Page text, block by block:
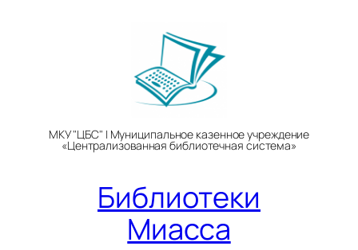
МКУ "ЦБС" | Муниципальное казенное учреждение
«Централизованная библиотечная система»
Библиотеки
Миасса